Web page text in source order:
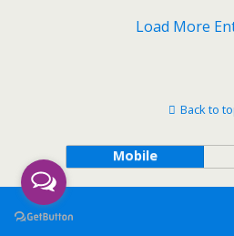
Load More
Back to
Mobile